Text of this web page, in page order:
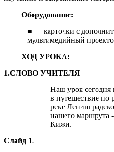
Оборудование:
■ карточки с
мультимедийный
ХОД УРОКА:
1.СЛОВО УЧИТЕЛЯ
Наш урок
в путешествие по
реке
нашего маршрута
Кижи.
Слайд 1.